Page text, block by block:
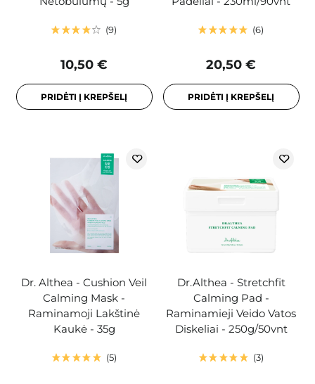
9
10,50 €
PRIDĖTI Į KREPŠELĮ
6
20,50 €
PRIDĖTI Į KREPŠELĮ
Dr. Althea - Cushion Veil
Calming Mask -
Raminamoji Lakštinė
Kaukė - 35g
5
Dr.Althea - Stretchfit
Calming Pad -
Raminamieji Veido Vatos
Diskeliai - 250g/50vnt
3